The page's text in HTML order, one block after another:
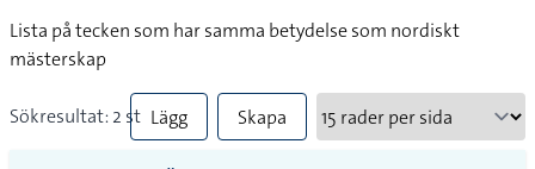
Lista på tecken som har samma betydelse som nordiskt
mästerskap
Sökresultat: 2 st Lägg
Skapa